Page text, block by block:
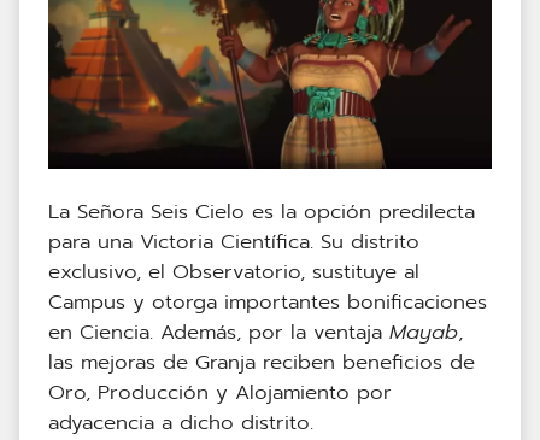
La Señora Seis Cielo es la opción predilecta
para una Victoria Científica. Su distrito
exclusivo, el Observatorio, sustituye al
Campus y otorga importantes bonificaciones
en Ciencia. Además, por la ventaja Mayab,
las mejoras de Granja reciben beneficios de
Oro, Producción y Alojamiento por
adyacencia a dicho distrito.